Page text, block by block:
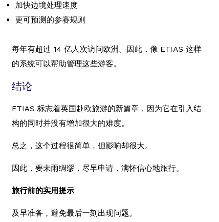
加快边境处理速度
更可预测的参赛规则
每年有超过 14 亿人次访问欧洲。因此，像 ETIAS 这样
的系统可以帮助管理这些游客。
结论
ETIAS 标志着英国赴欧旅游的新篇章，因为它在引入结
构的同时并没有增加很大的难度。
总之，这个过程很简单，但影响却很大。
因此，要未雨绸缪，尽早申请，满怀信心地旅行。
旅行前的实用提示
及早准备，避免最后一刻出现问题。